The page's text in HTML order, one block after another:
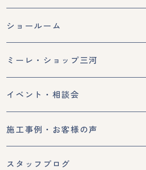
ショールーム
ミーレ・ショップ三河
イベント・相談会
施工事例・お客様の声
スタッフブログ